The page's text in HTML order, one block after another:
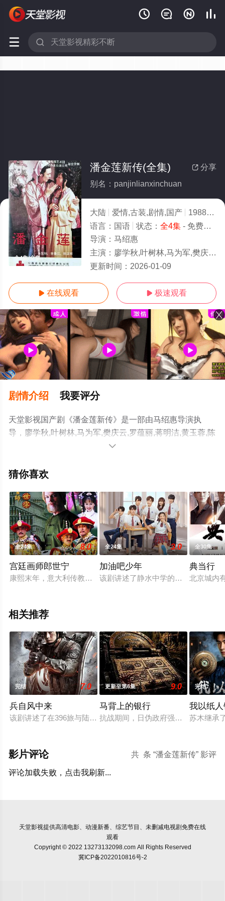
   
 
全4集/全集
 分享
潘金莲新传(全集)
别名：panjinlianxinchuan
大陆 爱情,古装,剧情,国产 1988
语言： 国语 状态： 全4集- 免费在线观看
导演： 马绍惠
主演： 廖学秋,叶树林,马为军,樊庆云,罗蕴丽,蒋明洁,黄玉蓉,陈文波,刘燕青,苏迟,蒋蔚,刘存富,方永富,曾普存,蒋明治,
更新时间： 2026-01-09
 在线观看  极速观看
剧情介绍 我要评分
天堂影视国产剧《潘金莲新传》是一部由马绍惠导演执
导，廖学秋,叶树林,马为军,樊庆云,罗蕴丽,蒋明洁,黄玉蓉,陈
文波,刘燕青,苏迟,蒋蔚,刘存富,方永富,曾普存,蒋明治,王梅
集），手机免费观看高清无删减完整版电视剧全集就上天
步至豆瓣电视剧、电视猫或剧情网等平台了解。

猜你喜欢
全24集 8.0
宫廷画师郎世宁
康熙末年，意大利传教士郎世宁来到中国，以其绘画技能任职
全24集 3.0
加油吧少年
该剧讲述了静水中学的青春少年们，
全30集
典当行
北京城内
相关推荐
完结 7.0
兵自风中来
该剧讲述了在396旅与陆军步兵学院联合举办的小型军事演习中
更新至第6集 9.0
马背上的银行
抗战期间，日伪政府强行推广、使用
完结
我以纸
苏木继承
共 条 “潘金莲新传” 影评
影片评论
评论加载失败，点击我刷新...
天堂影视提供高清电影、动漫新番、综艺节目、未删减电视剧免费在线
观看
Copyright © 2022 13273132098.com All Rights Reserved
冀ICP备2022010816号-2